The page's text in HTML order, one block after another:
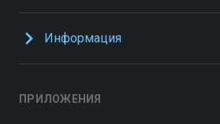
Информация
ПРИЛОЖЕНИЯ